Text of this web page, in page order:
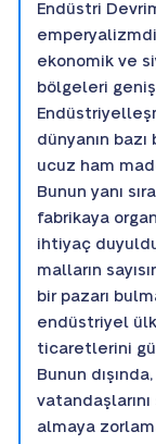
Endüstri
ekonomik ve
bölgeleri
dünyanın
ucuz ham
Bunun yanı
fabrikaya
ihtiyaç
malların
bir pazarı
endüstriyel
ticaretlerini
Bunun
almaya